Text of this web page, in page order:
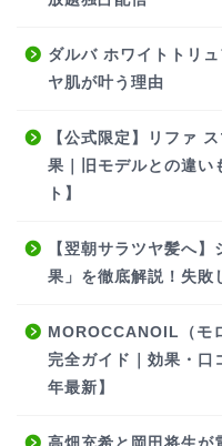
ダルバ ホワイトトリ
ヤ肌が叶う理由
【公式限定】リファ
果｜旧モデルとの違い
ト】
【翌朝サラツヤ髪へ
果」を徹底解説！失敗
MOROCCANOIL（モ
完全ガイド｜効果・
年最新】